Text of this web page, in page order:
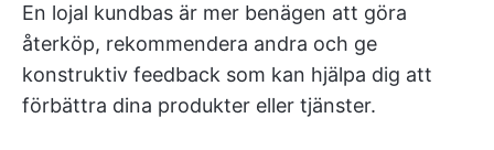
En lojal kundbas är mer benägen att göra
återköp, rekommendera andra och ge
konstruktiv feedback som kan hjälpa dig att
förbättra dina produkter eller tjänster.